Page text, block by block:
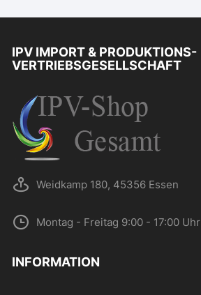
IPV IMPORT & PRODUKTIONS-
VERTRIEBSGESELLSCHAFT
Weidkamp 180, 45356 Essen
Montag - Freitag 9:00 - 17:00 Uhr
INFORMATION